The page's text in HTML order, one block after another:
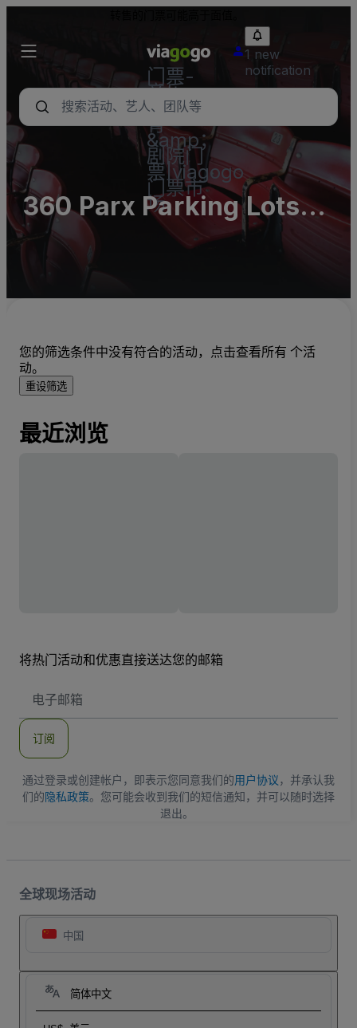
门票-
音乐
会，体
育
&amp；
剧院门
票|viagogo
门票市
场
1 new
notification
360 Parx Parking Lots
(InActive)
您的筛选条件中没有符合的活动，点击查看所有 个活
动。
重设筛选
最近浏览
将热门活动和优惠直接送达您的邮箱
子
地
订阅
通过登录或创建帐户，即表示您同意我们的用户协议，并承认我
们的隐私政策。您可能会收到我们的短信通知，并可以随时选择
退出。
全球现场活动
中国
简体中文